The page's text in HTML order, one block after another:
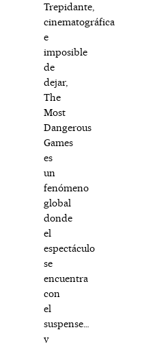
Trepidante,
cinematográfica
e
imposible
de
dejar,
The
Most
Dangerous
Games
es
un
fenómeno
global
donde
el
espectáculo
se
encuentra
con
el
suspense…
y